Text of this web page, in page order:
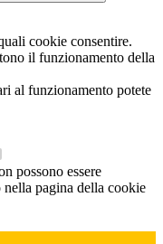
cookie consentire.
il funzionamento della
al funzionamento potete
possono essere
pagina della cookie